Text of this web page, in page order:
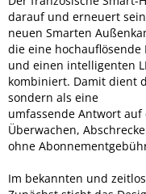
darauf und erneuert
neuen Smarten
die eine hochauflösende
und einen intelligenten
kombiniert. Damit dient
sondern als eine
umfassende Antwort
Überwachen,
ohne
Im bekannten und